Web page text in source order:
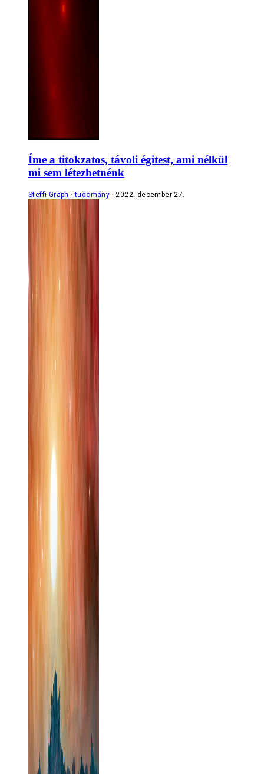
Íme a titokzatos, távoli égitest, ami nélkül
mi sem létezhetnénk
Steffi Graph tudomány 2022. december 27.